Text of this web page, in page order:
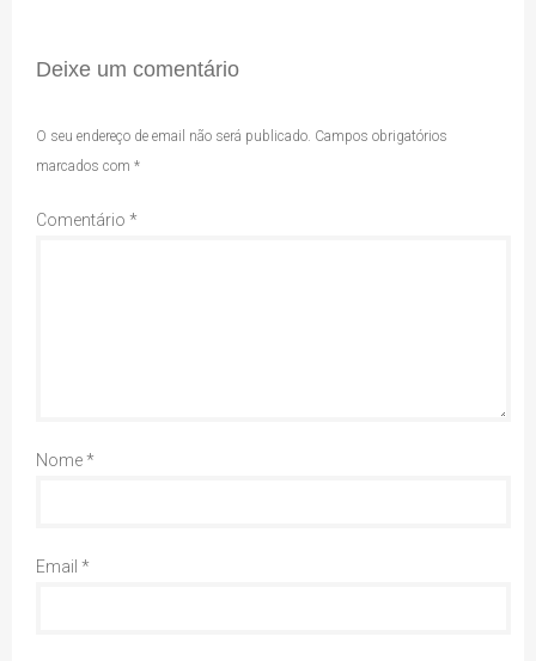
Deixe um comentário
O seu endereço de email não será publicado. Campos obrigatórios
marcados com *
Comentário *
Nome*
Email *